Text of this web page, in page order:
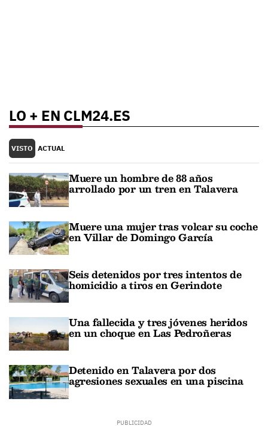
LO + EN CLM24.ES
VISTO ACTUAL
Muere un hombre de 88 años
arrollado por un tren en Talavera
Muere una mujer tras volcar su coche
en Villar de Domingo García
Seis detenidos por tres intentos de
homicidio a tiros en Gerindote
Una fallecida y tres jóvenes heridos
en un choque en Las Pedroñeras
Detenido en Talavera por dos
agresiones sexuales en una piscina